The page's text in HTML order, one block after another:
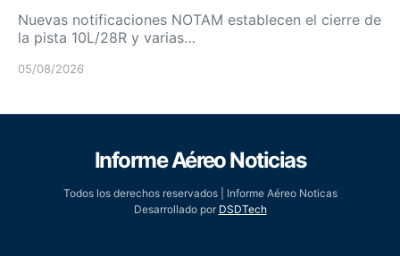
Nuevas notificaciones NOTAM establecen el cierre de
la pista 10L/28R y varias…
05/08/2026
Informe Aéreo Noticias
Todos los derechos reservados | Informe Aéreo Noticas
Desarrollado por DSDTech